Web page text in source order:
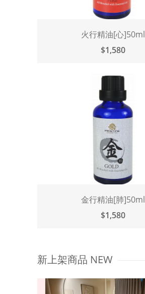
火行精油[心]50ml
$1,580
金行精油[肺]50ml
$1,580
新上架商品 NEW